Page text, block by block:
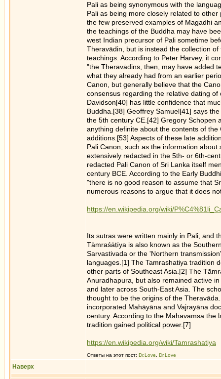
Pali as being synonymous with the
Pali as being more closely related to
the few preserved examples of Magadhi
the teachings of the Buddha may have
west Indian precursor of Pali sometime
Theravādin, but is instead the collection
teachings. According to Peter Harvey, it
"the Theravādins, then, may have added
what they already had from an earlier
Canon, but generally believe that the
consensus regarding the relative dating
Davidson[40] has little confidence that
Buddha.[38] Geoffrey Samuel[41] says
the 5th century CE.[42] Gregory Schopen
anything definite about the contents of
additions.[53] Aspects of these late
Pali Canon, such as the information
extensively redacted in the 5th- or 6th-
redacted Pali Canon of Sri Lanka itself
century BCE. According to the Early
"there is no good reason to assume that
numerous reasons to argue that it does
https://en.wikipedia.org/wiki/
Its sutras were written mainly in Pali; and
Tāmraśāṭīya is also known as the
Sarvastivada or the 'Northern
languages.[1] The Tamrashatiya tradition
other parts of Southeast Asia.[2] The
Anuradhapura, but also remained active
and later across South-East Asia. The
thought to be the origins of the
incorporated Mahāyāna and Vajrayāna
century. According to the Mahavamsa
tradition gained political power.[7]
https://en.wikipedia.org/wiki/Tamrashatiya
Ответы на этот пост: Dr.Love Dr.Love
Наверх